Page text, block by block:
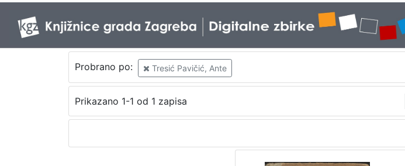
Probrano po: Tresić Pavičić, Ante
Prikazano 1-1 od 1 zapisa